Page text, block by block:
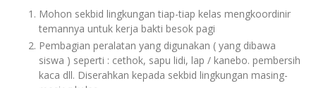
Mohon sekbid lingkungan tiap-tiap kelas mengkoordinir
temannya untuk kerja bakti besok pagi
Pembagian peralatan yang digunakan ( yang dibawa
siswa ) seperti : cethok, sapu lidi, lap / kanebo. pembersih
kaca dll. Diserahkan kepada sekbid lingkungan masing-